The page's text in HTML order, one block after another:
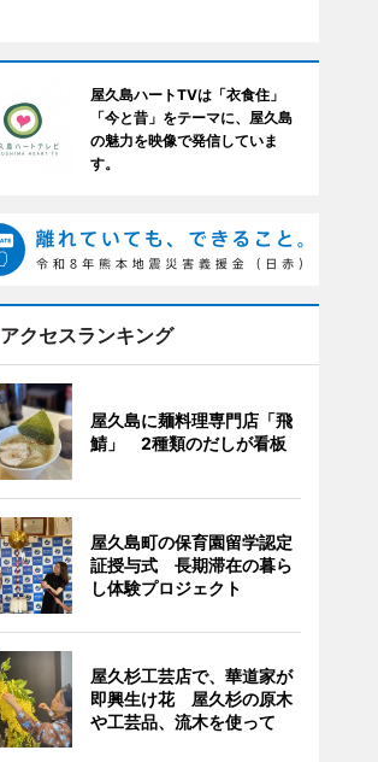
屋久島ハートTVは「衣食住」
「今と昔」をテーマに、屋久島
の魅力を映像で発信していま
す。
アクセスランキング
屋久島に麺料理専門店「飛
鯖」 2種類のだしが看板
屋久島町の保育園留学認定
証授与式 長期滞在の暮ら
し体験プロジェクト
屋久杉工芸店で、華道家が
即興生け花 屋久杉の原木
や工芸品、流木を使って